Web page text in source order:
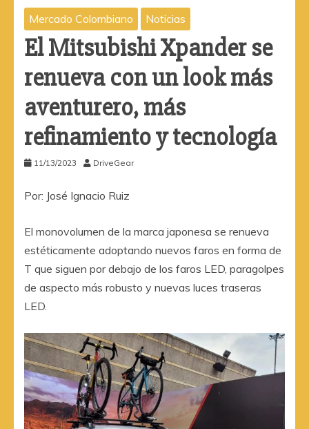
Mercado Colombiano Noticias
El Mitsubishi Xpander se
renueva con un look más
aventurero, más
refinamiento y tecnología
11/13/2023 DriveGear
Por: José Ignacio Ruiz
El monovolumen de la marca japonesa se renueva
estéticamente adoptando nuevos faros en forma de
T que siguen por debajo de los faros LED, paragolpes
de aspecto más robusto y nuevas luces traseras
LED.